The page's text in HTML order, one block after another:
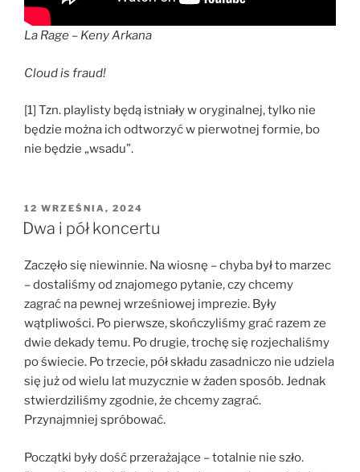
La Rage – Keny Arkana
Cloud is fraud!
[1] Tzn. playlisty będą istniały w oryginalnej, tylko nie
będzie można ich odtworzyć w pierwotnej formie, bo
nie będzie „wsadu”.
OPUBLIKOWANE
W
12 WRZEŚNIA, 2024
Dwa i pół koncertu
Zaczęło się niewinnie. Na wiosnę – chyba był to marzec
– dostaliśmy od znajomego pytanie, czy chcemy
zagrać na pewnej wrześniowej imprezie. Były
wątpliwości. Po pierwsze, skończyliśmy grać razem ze
dwie dekady temu. Po drugie, trochę się rozjechaliśmy
po świecie. Po trzecie, pół składu zasadniczo nie udziela
się już od wielu lat muzycznie w żaden sposób. Jednak
stwierdziliśmy zgodnie, że chcemy zagrać.
Przynajmniej spróbować.
Początki były dość przerażające – totalnie nie szło.